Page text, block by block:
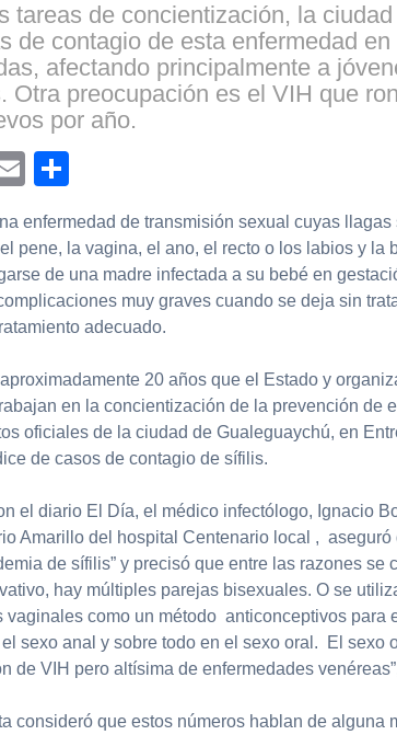
tareas de concientización, la
de contagio de esta enfermedad
afectando principalmente a
Otra preocupación es el VIH que
por año.
Email
enfermedad de transmisión sexual cuyas llagas
pene, la vagina, el ano, el recto o los labios y la
de una madre infectada a su bebé en
muy graves cuando se deja sin
adecuado.
20 años que el Estado y
en la concientización de la prevención de
oficiales de la ciudad de Gualeguaychú, en
de casos de contagio de sífilis.
el diario El Día, el médico infectólogo, Ignacio
Amarillo del hospital Centenario local , aseguró
de sífilis” y precisó que entre las razones se
hay múltiples parejas bisexuales. O se
vaginales como un método anticonceptivos para
sexo anal y sobre todo en el sexo oral. El sexo
de VIH pero altísima de enfermedades
consideró que estos números hablan de alguna